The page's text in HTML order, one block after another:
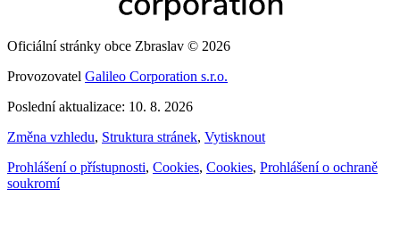
Oficiální stránky obce Zbraslav © 2026
Provozovatel Galileo Corporation s.r.o.
Poslední aktualizace: 10. 8. 2026
Změna vzhledu, Struktura stránek, Vytisknout
Prohlášení o přístupnosti, Cookies, Cookies, Prohlášení o ochraně
soukromí